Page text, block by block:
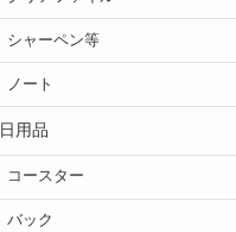
シャーペン等
ノート
日用品
コースター
バック